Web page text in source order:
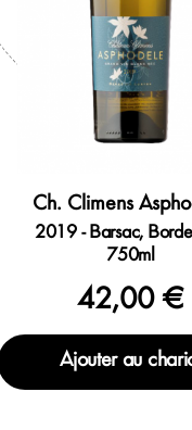
Ch. Climens
2019 - Barsac,
750ml
42,00 €
Ajouter au